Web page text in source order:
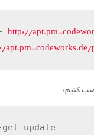
http://apt.pm-
apt.pm-
کنیم:
update